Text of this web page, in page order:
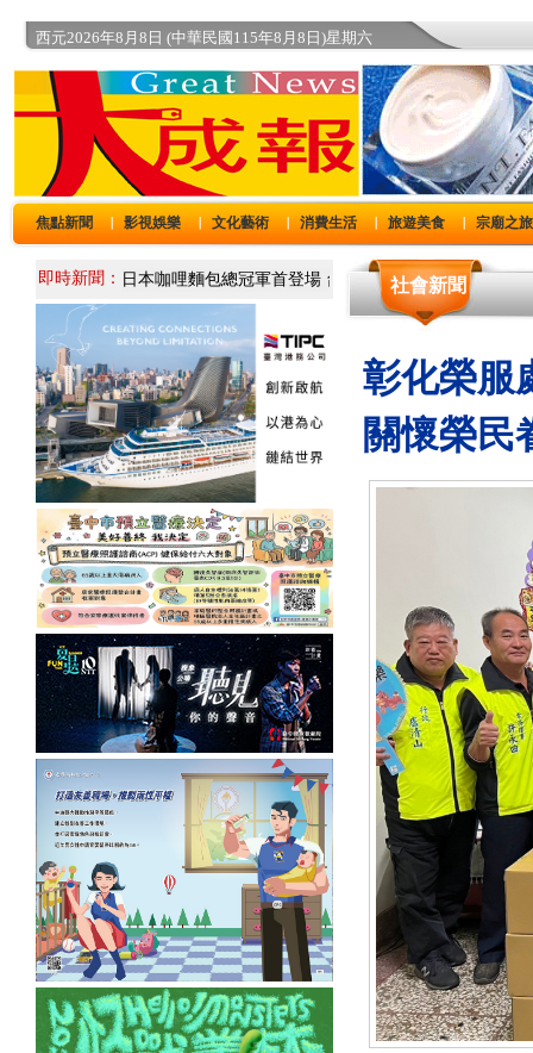
西元2026年8月8日 (中華民國115年8月8日)星期六
焦點新聞 影視娛樂 文化藝術 消費生活 旅遊美食 宗廟之旅
即時新聞： 社會新聞
彰化榮服
關懷榮民